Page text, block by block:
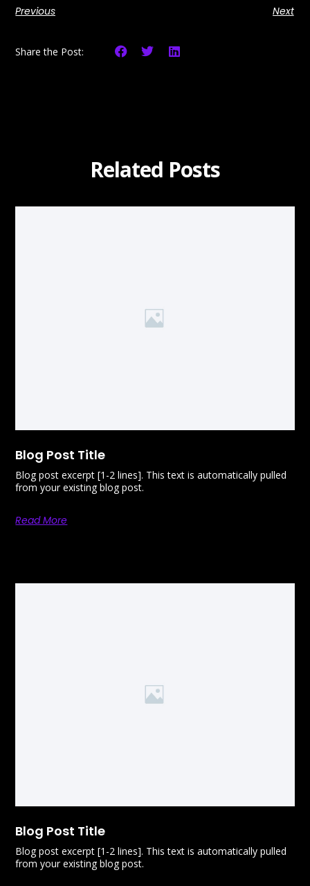
Previous Next
Share the Post:
Related Posts
Blog Post Title
Blog post excerpt [1-2 lines]. This text is automatically pulled
from your existing blog post.
Read More
Blog Post Title
Blog post excerpt [1-2 lines]. This text is automatically pulled
from your existing blog post.